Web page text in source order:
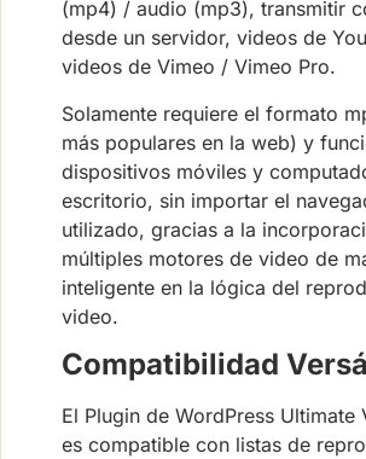
(mp4) / audio (mp3), transmitir
desde un servidor, videos de
videos de Vimeo / Vimeo Pro.
Solamente requiere el formato
más populares en la web) y
dispositivos móviles y
escritorio, sin importar el
utilizado, gracias a la
múltiples motores de video de
inteligente en la lógica del
video.
Compatibilidad
El Plugin de WordPress Ultimate
es compatible con listas de